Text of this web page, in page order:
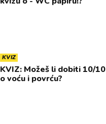
KVIZ
KVIZ: Možeš li dobiti 10/
o voću i povrću?